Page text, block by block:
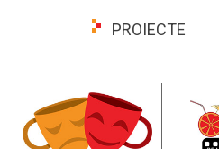
PROIECTE